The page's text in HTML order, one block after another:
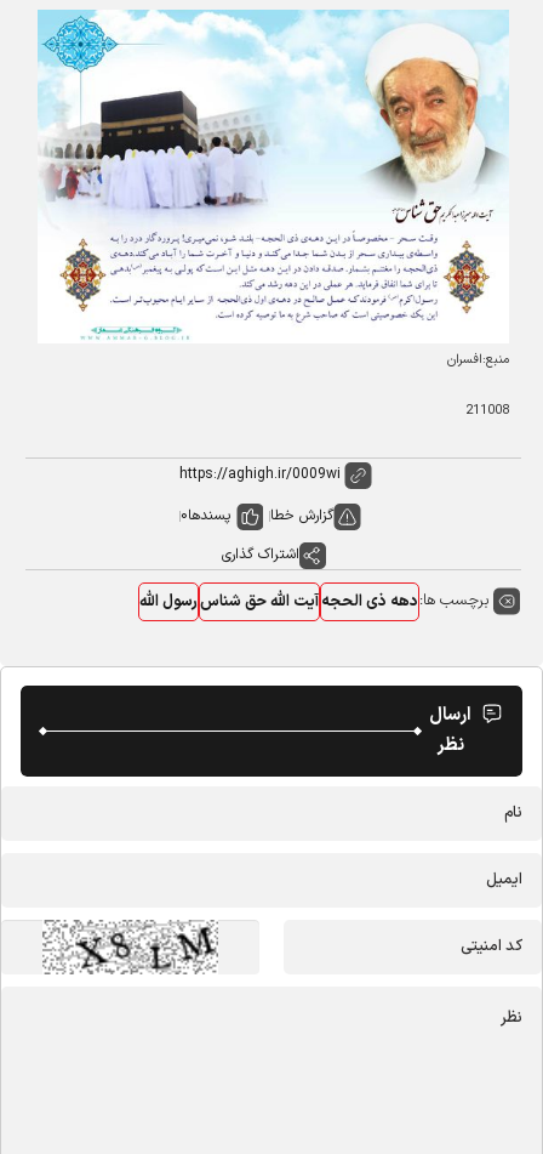
منبع:افسران
211008
گزارش خطا پسندها0
اشتراک گذاری
برچسب ها:دهه ذی الحجهآیت الله حق شناسرسول الله
ارسال
نظر